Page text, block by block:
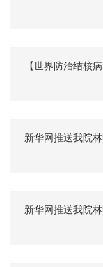
【世界防治结核
新华网推送我院
新华网推送我院